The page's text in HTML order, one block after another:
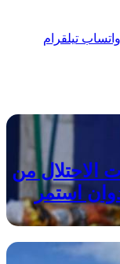
واتساب تيلقرام
من
استمر